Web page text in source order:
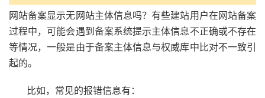
网站备案显示无网站主体信息吗？有些建站用户在网站备案
过程中，可能会遇到备案系统提示主体信息不正确或不存在
等情况，一般是由于备案主体信息与权威库中比对不一致引
起的。
比如，常见的报错信息有：